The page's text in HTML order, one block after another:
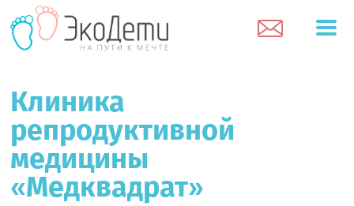
Клиника
репродуктивной
медицины
«Медквадрат»